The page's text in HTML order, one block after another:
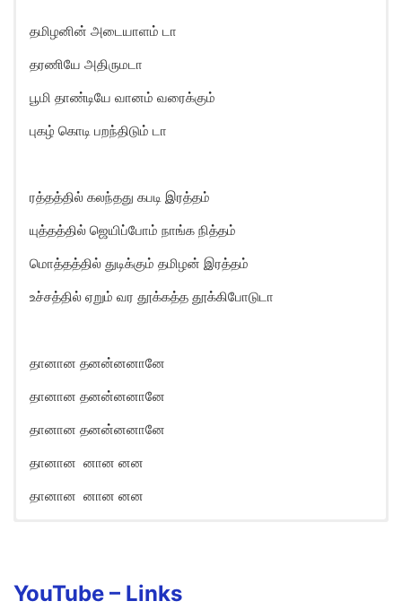
தமிழனின் அடையாளம் டா
தரணியே அதிருமடா
பூமி தாண்டியே வானம் வரைக்கும்
புகழ் கொடி பறந்திடும் டா
ரத்தத்தில் கலந்தது கபடி இரத்தம்
யுத்தத்தில் ஜெயிப்போம் நாங்க நித்தம்
மொத்தத்தில் துடிக்கும் தமிழன் இரத்தம்
உச்சத்தில் ஏறும் வர தூக்கத்த தூக்கிபோடுடா
தானான தனன்னனானே
தானான தனன்னனானே
தானான தனன்னனானே
தானான னான னன
தானான னான னன
YouTube – Links